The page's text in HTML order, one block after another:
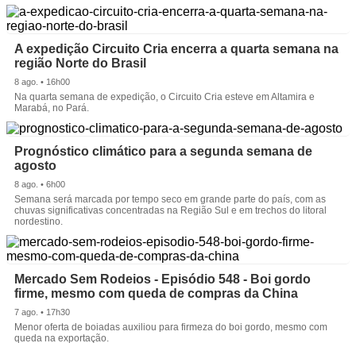
A expedição Circuito Cria encerra a quarta semana na
região Norte do Brasil
8 ago. • 16h00
Na quarta semana de expedição, o Circuito Cria esteve em Altamira e
Marabá, no Pará.
Prognóstico climático para a segunda semana de
agosto
8 ago. • 6h00
Semana será marcada por tempo seco em grande parte do país, com as
chuvas significativas concentradas na Região Sul e em trechos do litoral
nordestino.
Mercado Sem Rodeios - Episódio 548 - Boi gordo
firme, mesmo com queda de compras da China
7 ago. • 17h30
Menor oferta de boiadas auxiliou para firmeza do boi gordo, mesmo com
queda na exportação.